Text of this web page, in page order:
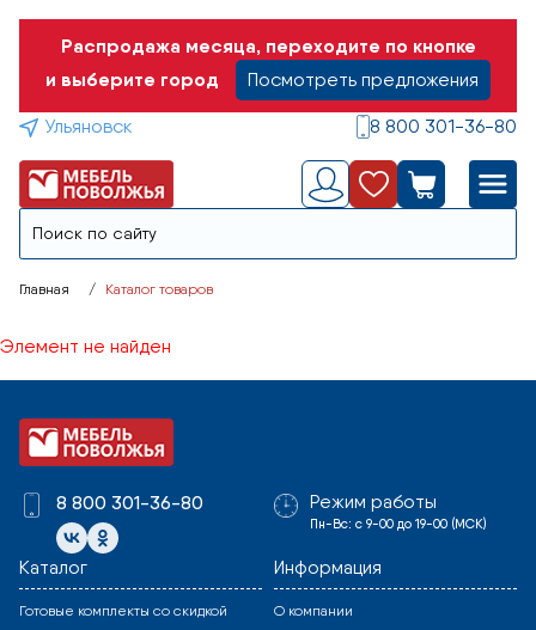
Распродажа месяца, переходите по кнопке
и выберите город
Посмотреть предложения
Ульяновск 8 800 301-36-80
Главная Каталог товаров
Элемент не найден
8 800 301-36-80 Режим работы
Пн-Вс: с 9-00 до 19-00 (МСК)
Каталог
Готовые комплекты со скидкой
Информация
О компании